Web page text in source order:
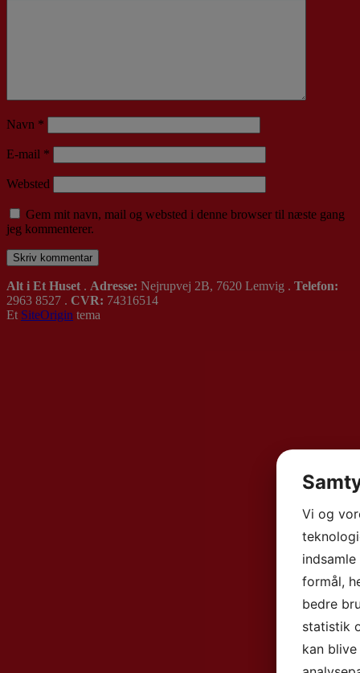
Navn *
E-mail *
Websted
Gem mit navn, mail og websted i denne browser til næste gang
jeg kommenterer.
Alt i Et Huset . Adresse: Nejrupvej 2B, 7620 Lemvig . Telefon:
2963 8527 . CVR: 74316514
Et SiteOrigin tema
Vi og
formål,
bedre
statistik
kan